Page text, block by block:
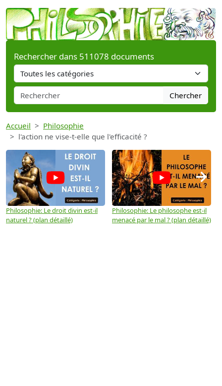
Rechercher dans 511078 documents
Chercher
Accueil
Philosophie
l'action ne vise-t-elle que l'efficacité ?
Philosophie: Le droit divin est-il
naturel ? (plan détaillé)
Philosophie: Le philosophe est-il
menacé par le mal ? (plan détaillé)
→